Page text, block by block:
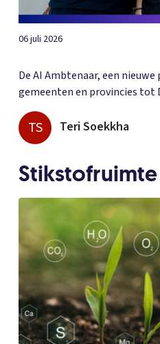
06 juli 2026
De AI Ambtenaar, een
gemeenten en provincies tot
TS Teri Soekkha